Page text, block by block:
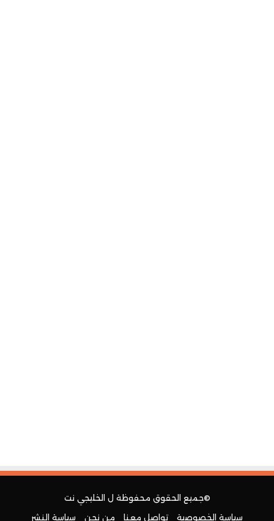
©جميع الحقوق محفوظة ل الخليجي نت
سياسة الخصوصية
تواصل معنا من نحن سياسة النشر